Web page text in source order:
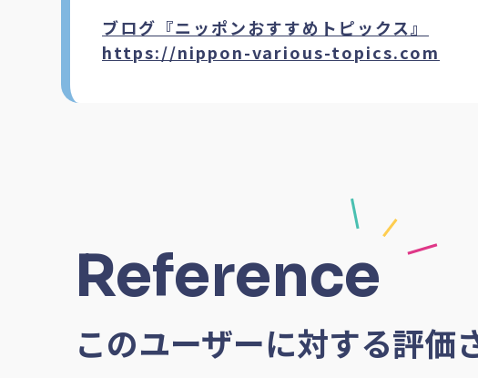
ブログ『ニッポンおすすめトピックス』
https://nippon-various-topics.com
Reference
このユーザーに対する評価